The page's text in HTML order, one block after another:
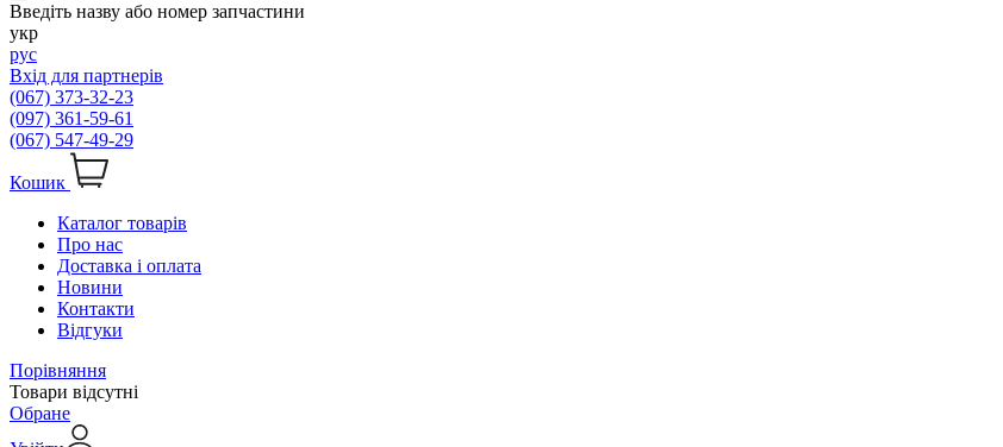
Введіть назву або номер запчастини
укр
рус
Вхід для партнерів
(067) 373-32-23
(097) 361-59-61
(067) 547-49-29
Кошик
Каталог товарів
Про нас
Доставка і оплата
Новини
Контакти
Відгуки
Порівняння
Товари відсутні
Обране